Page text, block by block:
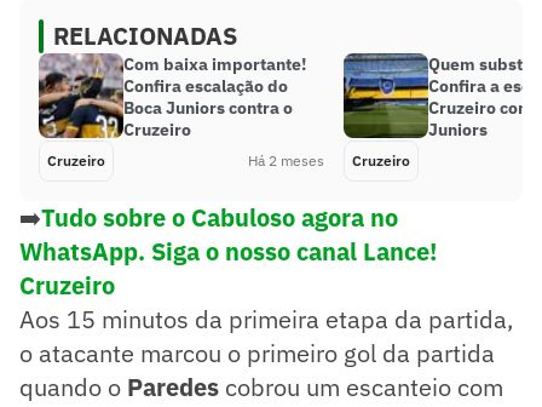
RELACIONADAS
Com baixa importante!
Confira escalação do
Boca Juniors contra o
Cruzeiro
Cruzeiro Há 2 meses
Quem
Confira a
Cruzeiro
Juniors
Cruzeiro
➡️Tudo sobre o Cabuloso agora no
WhatsApp. Siga o nosso canal Lance!
Cruzeiro
Aos 15 minutos da primeira etapa da partida,
o atacante marcou o primeiro gol da partida
quando o Paredes cobrou um escanteio com